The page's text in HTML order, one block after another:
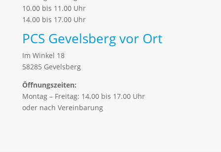
10.00 bis 11.00 Uhr
14.00 bis 17.00 Uhr
PCS Gevelsberg vor Ort
Im Winkel 18
58285 Gevelsberg
Öffnungszeiten:
Montag – Freitag: 14.00 bis 17.00 Uhr
oder nach Vereinbarung